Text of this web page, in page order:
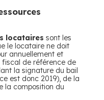
locataires sont les
le locataire ne doit
annuellement et
de référence de
la signature du bail
est donc 2019), de la
la composition du